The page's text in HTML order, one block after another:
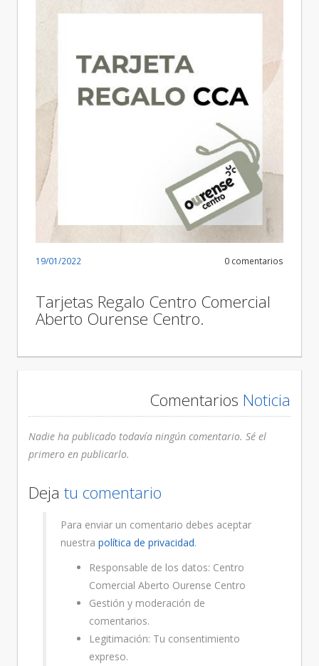
19/01/2022 0 comentarios
Tarjetas Regalo Centro Comercial
Aberto Ourense Centro.
Comentarios Noticia
Nadie ha publicado todavía ningún comentario. Sé el
primero en publicarlo.
Deja tu comentario
Para enviar un comentario debes aceptar
nuestra política de privacidad.
Responsable de los datos: Centro
Comercial Aberto Ourense Centro
Gestión y moderación de
comentarios.
Legitimación: Tu consentimiento
expreso.